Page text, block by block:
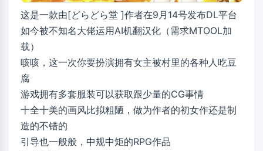
这是一款由[どらどら堂 ]作者在9月14号发布DL平台
如今被不知名大佬运用AI机翻汉化（需求MTOOL加
载）
咳咳，这一次你要扮演拥有女主被村里的各种人吃豆
腐
游戏拥有多套服装可以获取跟少量的CG事情
十全十美的画风比拟粗陋，做为作者的初女作还是制
造的不错的
引导也一般般，中规中矩的RPG作品